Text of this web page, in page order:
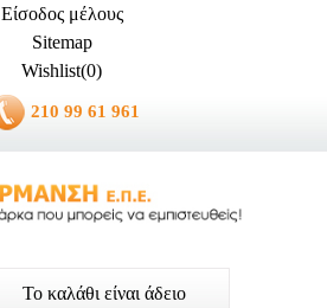
210 99 61 961
Είσοδος μέλους
Sitemap
Wishlist(0)
Το καλάθι είναι άδειο